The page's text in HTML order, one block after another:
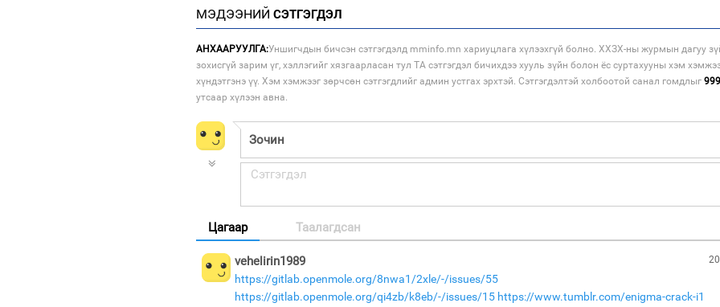
МЭДЭЭНИЙ СЭТГЭГДЭЛ
АНХААРУУЛГА:Уншигчдын бичсэн сэтгэгдэлд mminfo.mn хариуцлага хүлээхгүй болно. ХХЗХ-ны журмын дагуу
зохисгүй зарим үг, хэллэгийг хязгаарласан тул ТА сэтгэгдэл бичихдээ хууль зүйн болон ёс суртахууны хэм
хүндэтгэнэ үү. Хэм хэмжээг зөрчсөн сэтгэгдлийг админ устгах эрхтэй. Сэтгэгдэлтэй холбоотой санал гомдлыг
утсаар хүлээн авна.
Цагаар Таалагдсан
vehelirin1989
https://gitlab.openmole.org/8nwa1/2xle/-/issues/55
https://gitlab.openmole.org/qi4zb/k8eb/-/issues/15 https://www.tumblr.com/enigma-crack-i1